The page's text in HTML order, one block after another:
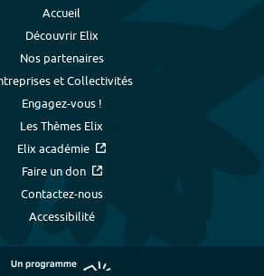
Accueil
Découvrir Elix
Nos partenaires
et Collectivités
Engagez-vous !
Les Thèmes Elix
Elix académie
Faire un don
Contactez-nous
Accessibilité